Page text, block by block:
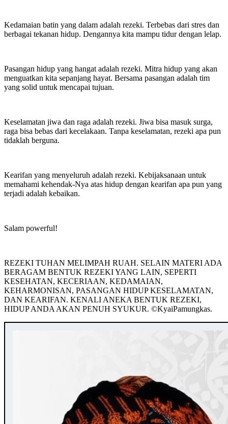
Kedamaian batin yang dalam adalah rezeki. Terbebas dari stres dan
berbagai tekanan hidup. Dengannya kita mampu tidur dengan lelap.
Pasangan hidup yang hangat adalah rezeki. Mitra hidup yang akan
menguatkan kita sepanjang hayat. Bersama pasangan adalah tim
yang solid untuk mencapai tujuan.
Keselamatan jiwa dan raga adalah rezeki. Jiwa bisa masuk surga,
raga bisa bebas dari kecelakaan. Tanpa keselamatan, rezeki apa pun
tidaklah berguna.
Kearifan yang menyeluruh adalah rezeki. Kebijaksanaan untuk
memahami kehendak-Nya atas hidup dengan kearifan apa pun yang
terjadi adalah kebaikan.
Salam powerful!
REZEKI TUHAN MELIMPAH RUAH. SELAIN MATERI ADA
BERAGAM BENTUK REZEKI YANG LAIN, SEPERTI
KESEHATAN, KECERIAAN, KEDAMAIAN,
KEHARMONISAN, PASANGAN HIDUP KESELAMATAN,
DAN KEARIFAN. KENALI ANEKA BENTUK REZEKI,
HIDUP ANDA AKAN PENUH SYUKUR. ©️KyaiPamungkas.